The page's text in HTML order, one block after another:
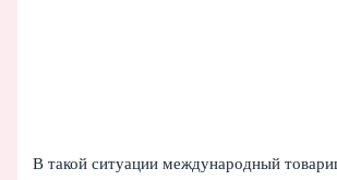
В такой ситуации международный